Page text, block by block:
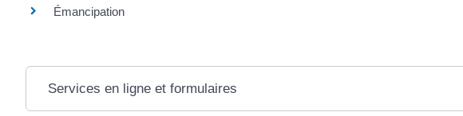
Émancipation
Services en ligne et formulaires